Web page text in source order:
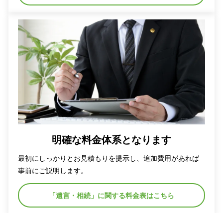
明確な料金体系となります
最初にしっかりとお見積もりを提示し、追加費用があれば
事前にご説明します。
「遺言・相続」に関する料金表はこちら